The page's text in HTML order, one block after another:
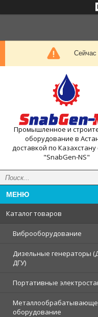
Сейчас
Промышленное и
оборудование в
доставкой по
"SnabGen-NS"
Каталог товаров
Виброоборудование
Дизельные генераторы
ДГУ)
Портативные
оборудование